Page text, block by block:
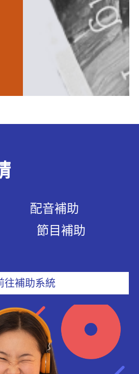
配音補助
節目補助
往補助系統